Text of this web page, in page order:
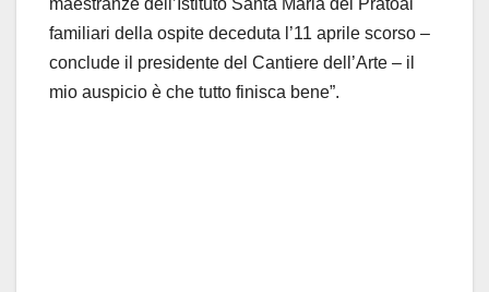
familiari della ospite deceduta l’11 aprile scorso –
conclude il presidente del Cantiere dell’Arte – il
mio auspicio è che tutto finisca bene”.